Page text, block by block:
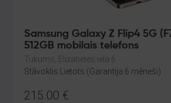
Samsung Galaxy Z Flip4 5G
512GB mobilais telefons
Tukums, Elizabetes iela 6
Stāvoklis Lietots (Garantija 6 mēneši)
215.00 €